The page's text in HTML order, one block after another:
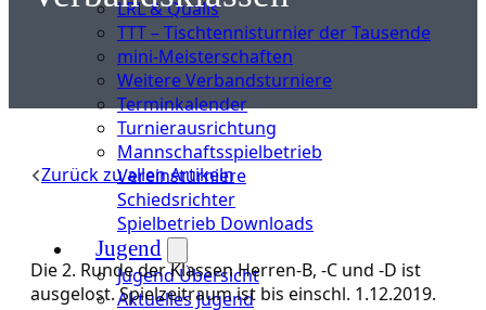
LRL & Qualis
TTT – Tischtennisturnier der Tausende
mini-Meisterschaften
Weitere Verbandsturniere
Terminkalender
Turnierausrichtung
Mannschaftsspielbetrieb
Vereinsturniere
Schiedsrichter
Spielbetrieb Downloads
Jugend
Jugend Übersicht
Aktuelles Jugend
Zurück zu allen Artikeln
Die 2. Runde der Klassen Herren-B, -C und -D ist
ausgelost. Spielzeitraum ist bis einschl. 1.12.2019.